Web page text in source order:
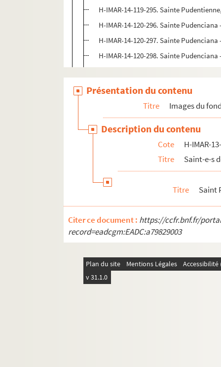
H-IMAR-14-119-295. Sainte
H-IMAR-14-120-296. Sainte
H-IMAR-14-120-297. Sainte
H-IMAR-14-120-298. Sainte
H-IMAR-14-122-303. Saint Pulcheria,
H-IMAR-14-123-304 à H-IMAR-14-133-
H-IMAR-15-1-1 à H-IMAR-15-92-291.
H-IMAR-16-1-1 à H-IMAR-16-147-394.
H-IMAR-17-1-1 à H-IMAR-17-90-270.
H-IMAR-18-1-1 à H-IMAR-18-111-326.
Présentation du contenu
Titre Images du
Description du contenu
Cote
H-IMAR-
Titre
Saint-e-s
Titre Saint
Citer ce document : https://ccfr.bnf.fr/
record=eadcgm:EADC:a79829003
Plan du site Mentions Légales
v 31.1.0